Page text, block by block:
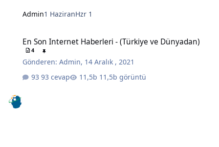
Admin1 HaziranHzr 1
En Son Internet Haberleri - (Türkiye ve Dünyadan)
4
Gönderen:Admin, 14 Aralık , 2021
93 cevap
11,5b görüntü